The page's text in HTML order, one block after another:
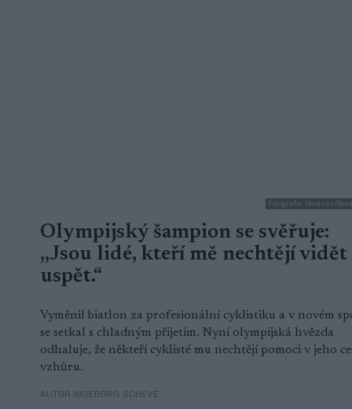
Fotografie: Nordnes/
Olympijský šampion se svěřuje:
,,Jsou lidé, kteří mě nechtějí vidět
uspět.“
Vyměnil biatlon za profesionální cyklistiku a v novém
se setkal s chladným přijetím. Nyní olympijská hvězda
odhaluje, že někteří cyklisté mu nechtějí pomoci v jeho
vzhůru.
AUTOR INGEBORG SCHEVE